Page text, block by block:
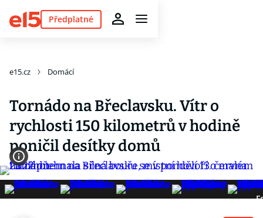
Předplatné
e15.cz Domácí
Tornádo na Břeclavsku. Vítr o
rychlosti 150 kilometrů v hodině
poničil desítky domů